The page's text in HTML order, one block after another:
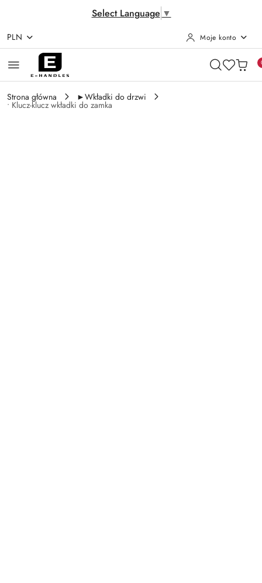
Select Language ▼
Przejdź do treści głównej
Przejdź do wyszukiwarki
Przejdź do moje konto
Przejdź do menu głównego
Przejdź do opisu produktu
Przejdź do stopki
PLN Moje konto
Strona główna ►Wkładki do drzwi
• Klucz-klucz wkładki do zamka